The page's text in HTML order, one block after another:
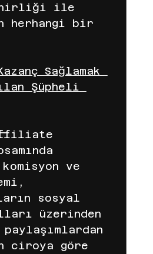
ile
herhangi bir
Sağlamak
Şüpheli
ve
sosyal
üzerinden
ciroya göre